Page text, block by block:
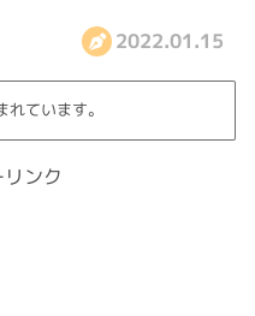
2022.01.15
ています。
ンク